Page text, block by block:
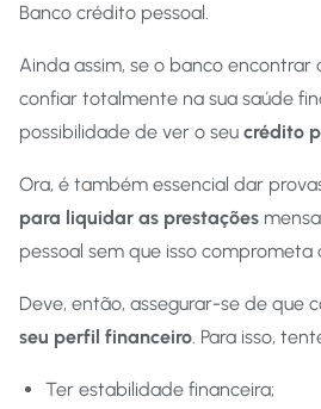
Banco crédito pessoal.
Ainda assim, se o banco encontrar
confiar totalmente na sua saúde
possibilidade de ver o seu crédito
Ora, é também essencial dar
para liquidar as prestações
pessoal sem que isso comprometa
Deve, então, assegurar-se de que
seu perfil financeiro. Para isso,
Ter estabilidade financeira;